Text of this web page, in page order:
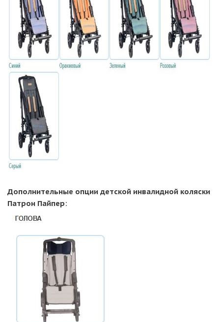
Дополнительные опции детской инвалидной коляски
Патрон Пайпер: